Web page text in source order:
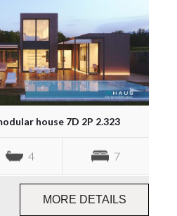
house 7D 2P 2.323
4 7
MORE DETAILS